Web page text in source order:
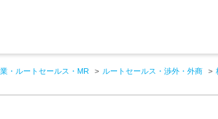
・ルートセールス・MR ルートセールス・渉外・外商